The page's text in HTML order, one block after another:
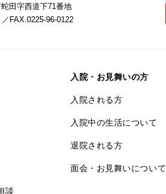
田字西道下71番地
／FAX.0225-96-0122
談
入院・お見舞いの方
入院される方
入院中の生活について
退院される方
面会・お見舞いについて